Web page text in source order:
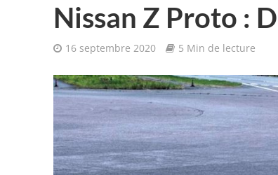
Nissan Z Proto :
16 septembre 2020 5 Min de lecture